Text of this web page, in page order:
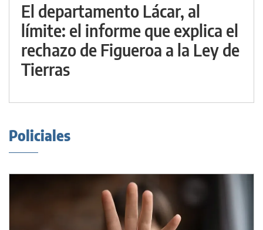
El departamento Lácar, al
límite: el informe que explica el
rechazo de Figueroa a la Ley de
Tierras
Policiales